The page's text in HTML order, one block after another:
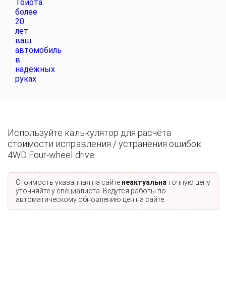
Используйте калькулятор для расчёта
стоимости исправления / устранения ошибок
4WD Four-wheel drive
Стоимость указанная на сайте неактуальна точную цену
уточняйте у специалиста. Ведутся работы по
автоматическому обновлению цен на сайте.